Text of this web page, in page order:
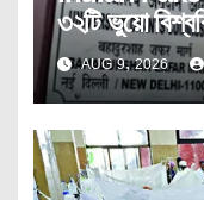
৩২টি ভুয়ো
ইউজিসির।
AUG 9, 2026